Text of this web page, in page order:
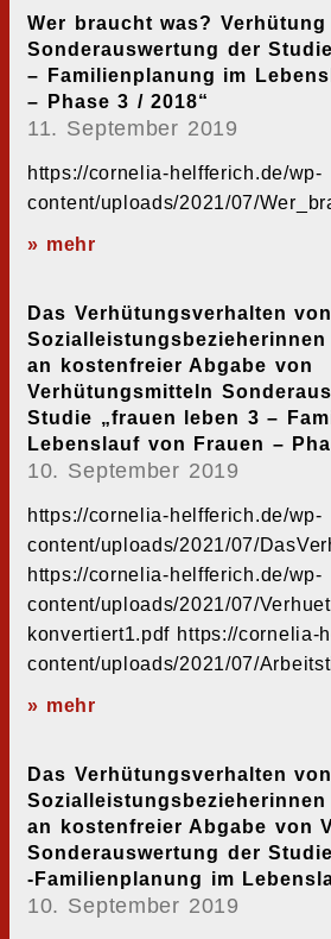
Wer braucht was?
Sonderauswertung der
– Familienplanung im
– Phase 3 / 2018“
11. September 2019
https://cornelia-helfferich.de/wp-
content/uploads/2021/07/
» mehr
Das Verhütungsverhalten von
an kostenfreier Abgabe von
Verhütungsmitteln
Studie „frauen leben 3 –
Lebenslauf von Frauen –
10. September 2019
https://cornelia-helfferich.de/wp-
content/uploads/2021/07/
https://cornelia-helfferich.de/wp-
content/uploads/2021/07/
konvertiert1.pdf https://cornelia-
content/uploads/2021/07/
» mehr
Das Verhütungsverhalten von
an kostenfreier Abgabe von
Sonderauswertung der
-Familienplanung im
10. September 2019